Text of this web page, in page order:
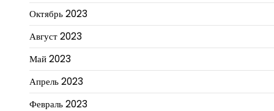
Октябрь 2023
Август 2023
Май 2023
Апрель 2023
Февраль 2023